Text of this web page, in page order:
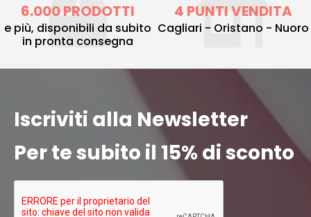
6.000 PRODOTTI
e più, disponibili da subito
in pronta consegna
4 PUNTI VENDITA
Cagliari - Oristano - Nuoro
Iscriviti alla Newsletter
Per te subito il 15% di sconto